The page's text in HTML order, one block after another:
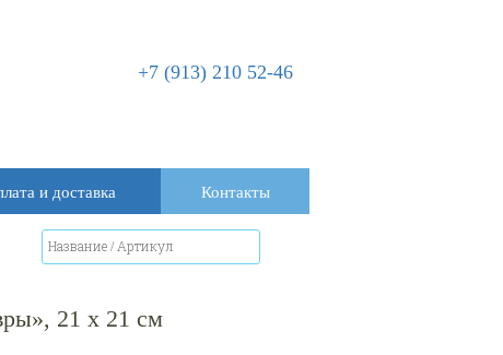
+7 (913) 210 52-46
и доставка Контакты
21 х 21 см